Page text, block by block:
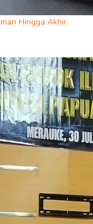
Hingga Akhir